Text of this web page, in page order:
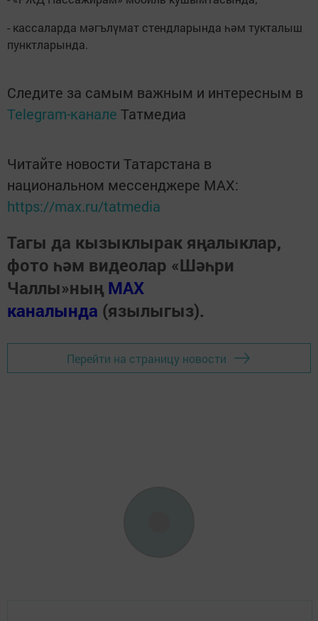
- кассаларда мәгълүмат стендларында һәм тукталыш
пунктларында.
Следите за самым важным и интересным в
Telegram-канале Татмедиа
Читайте новости Татарстана в
национальном мессенджере MАХ:
https://max.ru/tatmedia
Тагы да кызыклырак яңалыклар,
фото һәм видеолар «Шәһри
Чаллы»ның MAX
каналында (язылыгыз).
Перейти на страницу новости